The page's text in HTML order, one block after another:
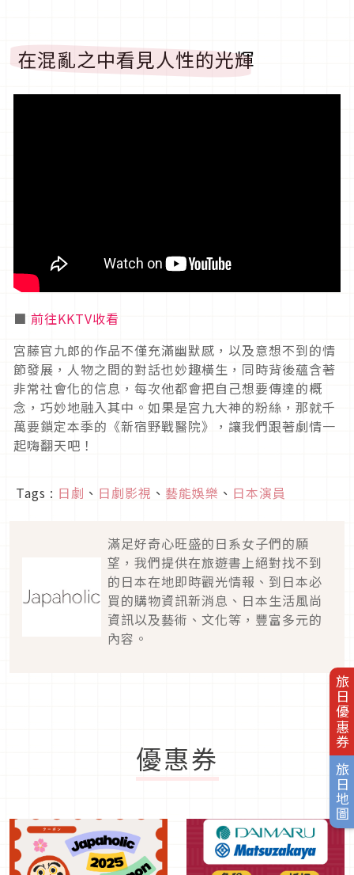
旅日優惠券
旅日地圖
在混亂之中看見人性的光輝
■ 前往KKTV收看
宮藤官九郎的作品不僅充滿幽默感，以及意想不到的情
節發展，人物之間的對話也妙趣橫生，同時背後蘊含著
非常社會化的信息，每次他都會把自己想要傳達的概
念，巧妙地融入其中。如果是宮九大神的粉絲，那就千
萬要鎖定本季的《新宿野戰醫院》，讓我們跟著劇情一
起嗨翻天吧！
Tags : 日劇 、 日劇影視 、 藝能娛樂 、 日本演員
滿足好奇心旺盛的日系女子們的願
望，我們提供在旅遊書上絕對找不到
的日本在地即時觀光情報、到日本必
買的購物資訊新消息、日本生活風尚
資訊以及藝術、文化等，豐富多元的
內容。
優惠券